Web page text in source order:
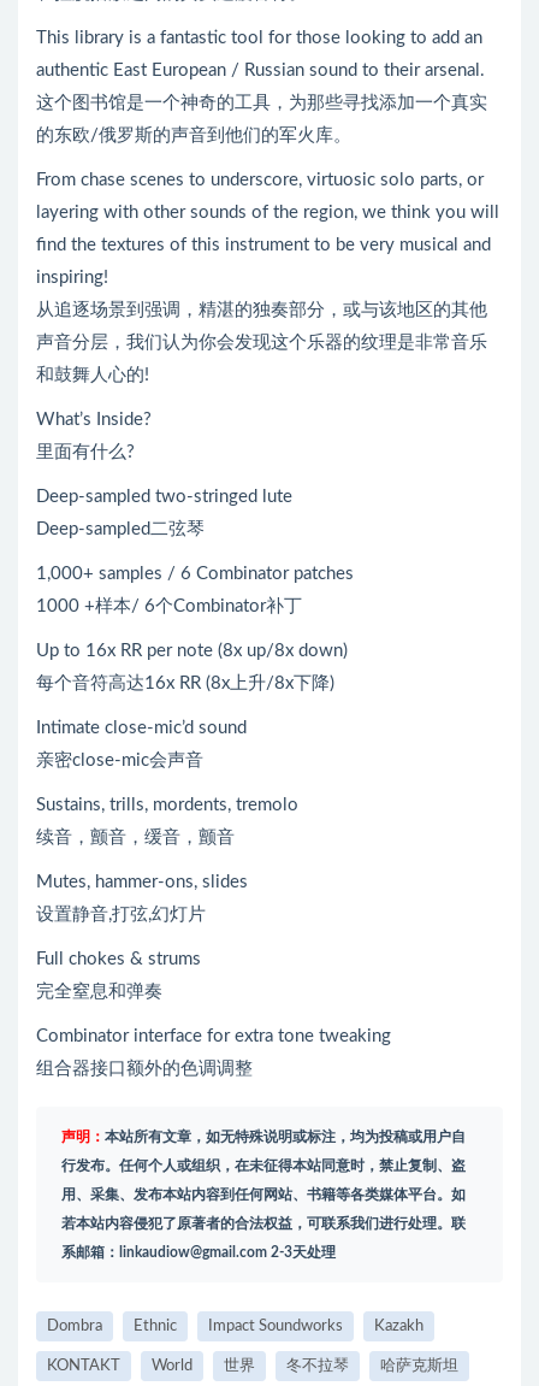
This library is a fantastic tool for those looking to add an
authentic East European / Russian sound to their arsenal.
这个图书馆是一个神奇的工具，为那些寻找添加一个真实
的东欧/俄罗斯的声音到他们的军火库。
From chase scenes to underscore, virtuosic solo parts, or
layering with other sounds of the region, we think you will
find the textures of this instrument to be very musical and
inspiring!
从追逐场景到强调，精湛的独奏部分，或与该地区的其他
声音分层，我们认为你会发现这个乐器的纹理是非常音乐
和鼓舞人心的!
What’s Inside?
里面有什么?
Deep-sampled two-stringed lute
Deep-sampled二弦琴
1,000+ samples / 6 Combinator patches
1000 +样本/ 6个Combinator补丁
Up to 16x RR per note (8x up/8x down)
每个音符高达16x RR (8x上升/8x下降)
Intimate close-mic’d sound
亲密close-mic会声音
Sustains, trills, mordents, tremolo
续音，颤音，缓音，颤音
Mutes, hammer-ons, slides
设置静音,打弦,幻灯片
Full chokes & strums
完全窒息和弹奏
Combinator interface for extra tone tweaking
组合器接口额外的色调调整
声明： 本站所有文章，如无特殊说明或标注，均为投稿或用户自
行发布。任何个人或组织，在未征得本站同意时，禁止复制、盗
用、采集、发布本站内容到任何网站、书籍等各类媒体平台。如
若本站内容侵犯了原著者的合法权益，可联系我们进行处理。联
系邮箱： linkaudiow@gmail.com 2-3天处理
Dombra Ethnic Impact Soundworks Kazakh
KONTAKT World 世界 冬不拉琴 哈萨克斯坦